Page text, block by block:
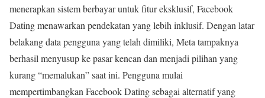
menerapkan sistem berbayar untuk fitur eksklusif, Facebook
Dating menawarkan pendekatan yang lebih inklusif. Dengan latar
belakang data pengguna yang telah dimiliki, Meta tampaknya
berhasil menyusup ke pasar kencan dan menjadi pilihan yang
kurang “memalukan” saat ini. Pengguna mulai
mempertimbangkan Facebook Dating sebagai alternatif yang